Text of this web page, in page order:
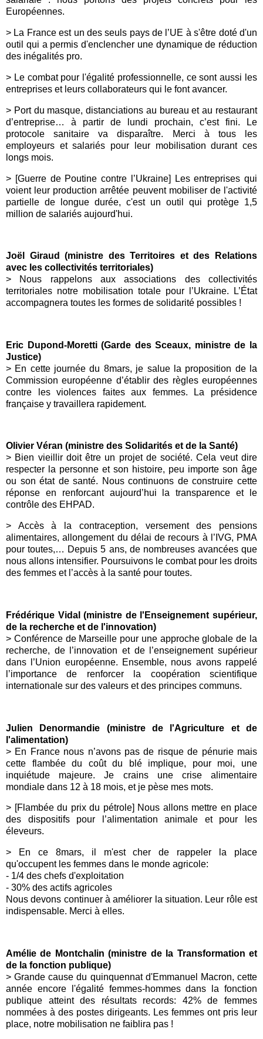
Européennes.
> La France est un des seuls pays de l’UE à s'être doté d'un
outil qui a permis d'enclencher une dynamique de réduction
des inégalités pro.
> Le combat pour l'égalité professionnelle, ce sont aussi les
entreprises et leurs collaborateurs qui le font avancer.
> Port du masque, distanciations au bureau et au restaurant
d’entreprise… à partir de lundi prochain, c’est fini. Le
protocole sanitaire va disparaître. Merci à tous les
employeurs et salariés pour leur mobilisation durant ces
longs mois.
> [Guerre de Poutine contre l’Ukraine] Lesentreprises qui
voient leur production arrêtée peuvent mobiliser de l'activité
partielle de longue durée, c'est un outil qui protège 1,5
million de salariés aujourd'hui.
Joël Giraud (ministre des Territoires et des Relations
avec les collectivités territoriales)
> Nous rappelons aux associations des collectivités
territoriales notre mobilisation totale pour l’Ukraine. L’État
accompagnera toutes les formes de solidarité possibles !
Eric Dupond-Moretti (Garde des Sceaux, ministre de la
Justice)
> En cette journée du 8mars, je salue la proposition de la
Commission européenne d’établir des règles européennes
contre les violences faites aux femmes. La présidence
française y travaillera rapidement.
Olivier Véran (ministre des Solidarités et de la Santé)
> Bien vieillir doit être un projet de société. Cela veut dire
respecter la personne et son histoire, peu importe son âge
ou son état de santé. Nous continuons de construire cette
réponse en renforcant aujourd’hui la transparence et le
contrôle des EHPAD.
> Accès à la contraception, versement des pensions
alimentaires, allongement du délai de recours à l’IVG, PMA
pour toutes,… Depuis 5 ans, de nombreuses avancées que
nous allons intensifier. Poursuivons le combat pour les droits
des femmes et l’accès à la santé pour toutes.
Frédérique Vidal (ministre de l'Enseignement supérieur,
de la recherche et de l'innovation)
> Conférence de Marseille pour une approche globale de la
recherche, de l’innovation et de l’enseignement supérieur
dans l’Union européenne. Ensemble, nous avons rappelé
l’importance de renforcer la coopération scientifique
internationale sur des valeurs et des principes communs.
Julien Denormandie (ministre de l'Agriculture et de
l'alimentation)
> En France nous n’avons pas de risque de pénurie mais
cette flambée du coût du blé implique, pour moi, une
inquiétude majeure. Je crains une crise alimentaire
mondiale dans 12 à 18 mois, et je pèse mes mots.
> [Flambée du prix du pétrole]
Nous allons mettre en place
des dispositifs pour l’alimentation animale et pour les
éleveurs.
> En ce 8mars, il m'est cher de rappeler la place
qu'occupent les femmes dans le monde agricole:
- 1/4 des chefs d'exploitation
- 30% des actifs agricoles
Nous devons continuer à améliorer la situation. Leur rôle est
indispensable. Merci à elles.
Amélie de Montchalin (ministre de la Transformation et
de la fonction publique)
>Grande cause du quinquennat d'Emmanuel Macron, cette
année encore l'égalité femmes-hommes dans la fonction
publique atteint des résultats records: 42% de femmes
nommées à des postes dirigeants. Les femmes ont pris leur
place, notre mobilisation ne faiblira pas !